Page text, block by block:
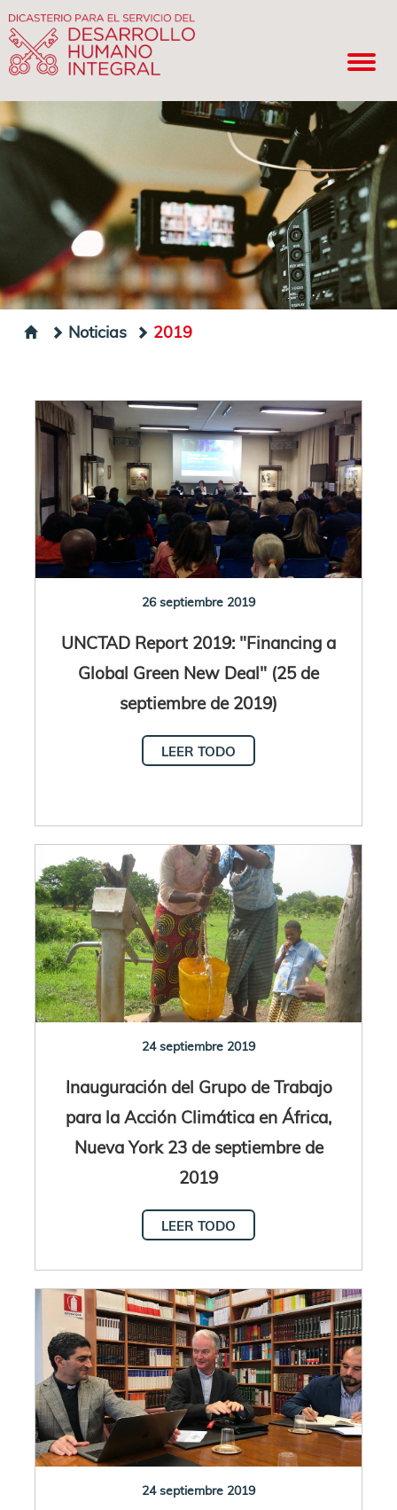
Noticias 2019
26 septiembre 2019
UNCTAD Report 2019: "Financing a
Global Green New Deal" (25 de
septiembre de 2019)
LEER TODO
24 septiembre 2019
Inauguración del Grupo de Trabajo
para la Acción Climática en África,
Nueva York 23 de septiembre de
2019
LEER TODO
24 septiembre 2019